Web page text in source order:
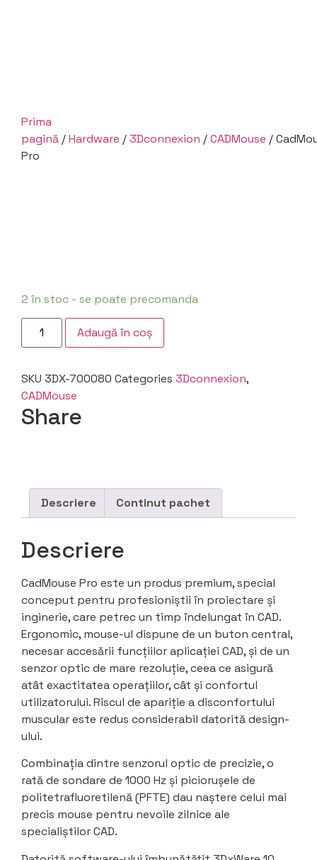
Prima
pagină /Hardware /3Dconnexion /CADMouse /
Pro
2 în stoc - se poate precomanda
Adaugă în coș
SKU 3DX-700080 Categories 3Dconnexion,
CADMouse
Share
Descriere Continut pachet
Descriere
CadMouse Pro este un produs premium, special
conceput pentru profesioniștii în proiectare și
inginerie, care petrec un timp îndelungat în CAD.
Ergonomic, mouse-ul dispune de un buton central,
necesar accesării funcțiilor aplicației CAD, și de un
senzor optic de mare rezoluție, ceea ce asigură
atât exactitatea operațiilor, cât și confortul
utilizatorului. Riscul de apariție a disconfortului
muscular este redus considerabil datorită design-
ului.
Combinația dintre senzorul optic de precizie, o
rată de sondare de 1000 Hz și piciorușele de
politetrafluoretilenă (PFTE) dau naștere celui mai
precis mouse pentru nevoile zilnice ale
specialiștilor CAD.